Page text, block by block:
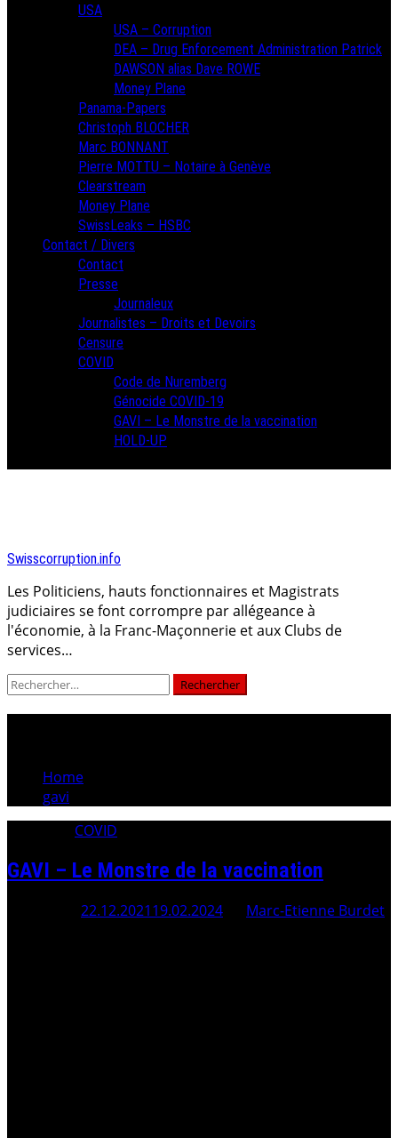
USA
USA – Corruption
DEA – Drug Enforcement Administration Patrick
DAWSON alias Dave ROWE
Money Plane
Panama-Papers
Christoph BLOCHER
Marc BONNANT
Pierre MOTTU – Notaire à Genève
Clearstream
Money Plane
SwissLeaks – HSBC
Contact / Divers
Contact
Presse
Journaleux
Journalistes – Droits et Devoirs
Censure
COVID
Code de Nuremberg
Génocide COVID-19
GAVI – Le Monstre de la vaccination
HOLD-UP
Swisscorruption.info
Les Politiciens, hauts fonctionnaires et Magistrats
judiciaires se font corrompre par allégeance à
l'économie, à la Franc-Maçonnerie et aux Clubs de
services…
Rechercher :
Home
gavi
COVID
GAVI – Le Monstre de la vaccination
22.12.202119.02.2024 Marc-Etienne Burdet